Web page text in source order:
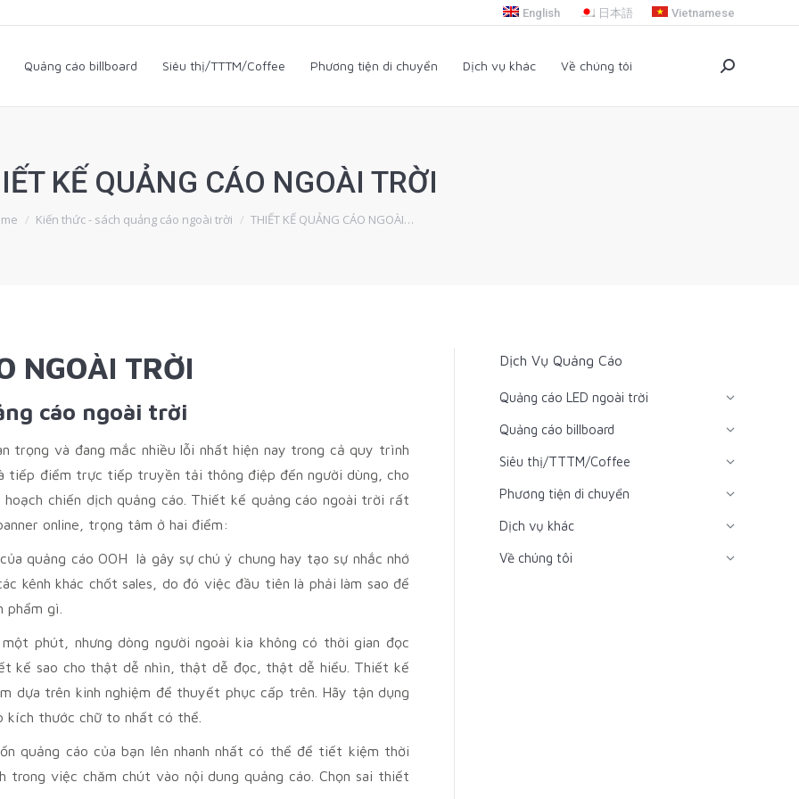
English 日本語 Vietnamese
Quảng cáo billboard Siêu thị/TTTM/Coffee Phương tiện di chuyển Dịch vụ khác Về chúng tôi Search:
KẾ QUẢNG CÁO NGOÀI TRỜI
are here:
Kiến thức - sách quảng cáo ngoài trời THIẾT KẾ QUẢNG CÁO NGOÀI…
NGOÀI TRỜI
cáo ngoài trời
trọng và đang mắc nhiều lỗi nhất hiện nay trong cả quy trình
tiếp điểm trực tiếp truyền tải thông điệp đến người dùng, cho
chiến dịch quảng cáo. Thiết kế quảng cáo ngoài trời rất
online, trọng tâm ở hai điểm:
quảng cáo OOH là gây sự chú ý chung hay tạo sự nhắc nhớ
kênh khác chốt sales, do đó việc đầu tiên là phải làm sao để
phẩm gì.
phút, nhưng dòng người ngoài kia không có thời gian đọc
kế sao cho thật dễ nhìn, thật dễ đọc, thật dễ hiểu. Thiết kế
dựa trên kinh nghiệm để thuyết phục cấp trên. Hãy tận dụng
kích thước chữ to nhất có thể.
quảng cáo của bạn lên nhanh nhất có thể để tiết kiệm thời
trong việc chăm chút vào nội dung quảng cáo. Chọn sai thiết
Dịch Vụ Quảng Cáo
Quảng cáo LED ngoài trời
Quảng cáo billboard
Siêu thị/TTTM/Coffee
Phương tiện di chuyển
Dịch vụ khác
Về chúng tôi
Quảng cáo billboard Siêu thị/TTTM/Coffee Phương tiện di chuyển Dịch vụ khác Về chúng tôi Search: